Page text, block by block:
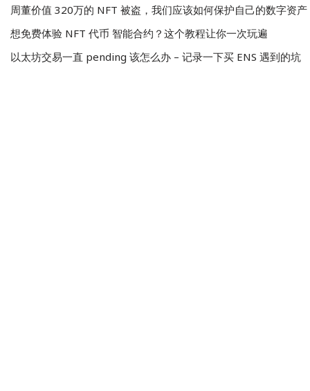
周董价值 320万的 NFT 被盗，我们应该如何保护自己的数字资产
想免费体验 NFT 代币 智能合约？这个教程让你一次玩遍
以太坊交易一直 pending 该怎么办 – 记录一下买 ENS 遇到的坑